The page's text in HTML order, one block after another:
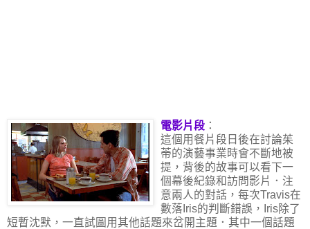
電影片段 ：
這個用餐片段日後在討論茱
蒂的演藝事業時會不斷地被
提，背後的故事可以看下一
個幕後紀錄和訪問影片．注
意兩人的對話，每次Travis在
數落Iris的判斷錯誤，Iris除了
短暫沈默，一直試圖用其他話題來岔開主題．其中一個話題